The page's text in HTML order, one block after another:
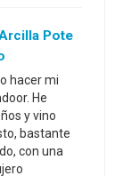
Pote
hacer mi
He
y vino
bastante
con una